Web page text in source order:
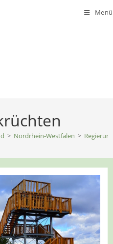
Menü
> Nordrhein-Westfalen >